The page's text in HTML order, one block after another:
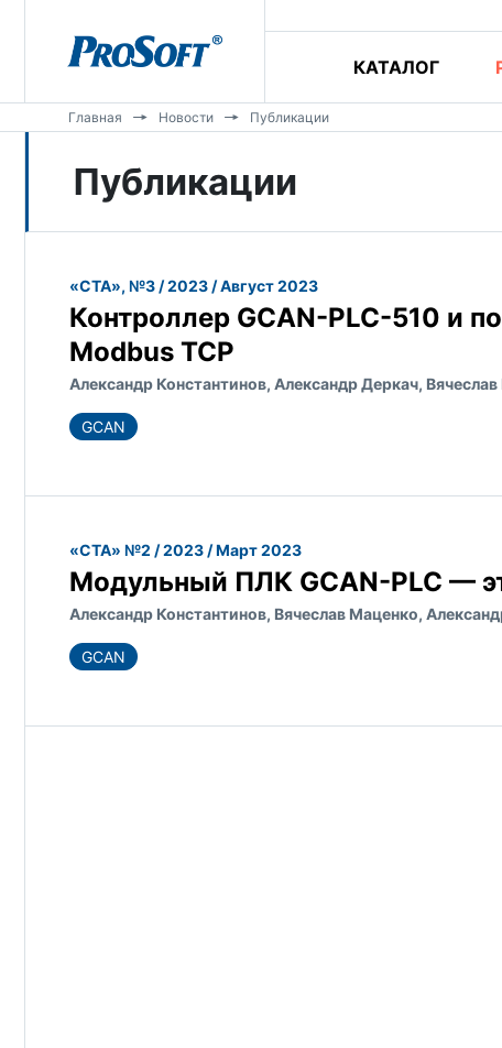
КАТАЛОГ
Главная Новости Публикации
Публикации
«СТА», №3 / 2023 / Август 2023
Контроллер GCAN-PLC-510 и
Modbus TCP
Александр Константинов, Александр Деркач,
GCAN
«СТА» №2 / 2023 / Март 2023
Модульный ПЛК GCAN-PLC —
Александр Константинов, Вячеслав Маценко,
GCAN